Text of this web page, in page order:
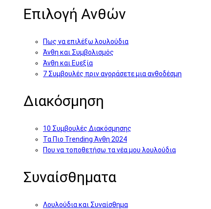
Επιλογή Ανθών
Πως να επιλέξω λουλούδια
Άνθη και Συμβολισμός
Άνθη και Ευεξία
7 Συμβουλές πριν αγοράσετε μια ανθοδέσμη
Διακόσμηση
10 Συμβουλές Διακόσμησης
Τα Πιο Trending Άνθη 2024
Που να τοποθετήσω τα νέα μου λουλούδια
Συναίσθηματα
Λουλούδια και Συναίσθημα